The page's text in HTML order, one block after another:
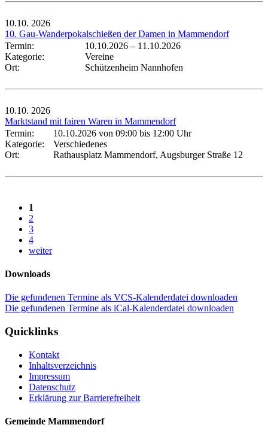
10.10. 2026
10. Gau-Wanderpokalschießen der Damen in Mammendorf
Termin:
10.10.2026 – 11.10.2026
Kategorie:
Vereine
Ort:
Schützenheim Nannhofen
10.10. 2026
Marktstand mit fairen Waren in Mammendorf
Termin:
10.10.2026 von 09:00 bis 12:00 Uhr
Kategorie:
Verschiedenes
Ort:
Rathausplatz Mammendorf, Augsburger Straße 12
1
2
3
4
weiter
Downloads
Die gefundenen Termine als VCS-Kalenderdatei downloaden
Die gefundenen Termine als iCal-Kalenderdatei downloaden
Quicklinks
Kontakt
Inhaltsverzeichnis
Impressum
Datenschutz
Erklärung zur Barrierefreiheit
Gemeinde Mammendorf